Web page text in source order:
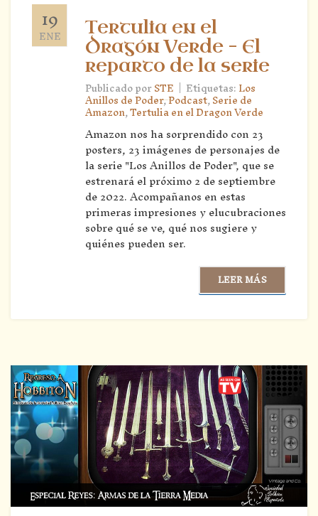
19
ENE
Tertulia en el
Dragón Verde – El
reparto de la serie
Publicado porSTE | Etiquetas:Los
Anillos de Poder,Podcast,Serie de
Amazon,Tertulia en el Dragon Verde
Amazon nos ha sorprendido con 23
posters, 23 imágenes de personajes de
la serie "Los Anillos de Poder", que se
estrenará el próximo 2 de septiembre
de 2022. Acompañanos en estas
primeras impresiones y elucubraciones
sobre qué se ve, qué nos sugiere y
quiénes pueden ser.
LEER MÁS